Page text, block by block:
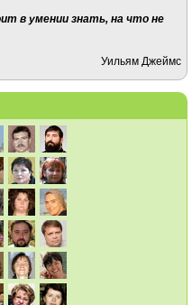
в умении знать, на что не
Уильям Джеймс